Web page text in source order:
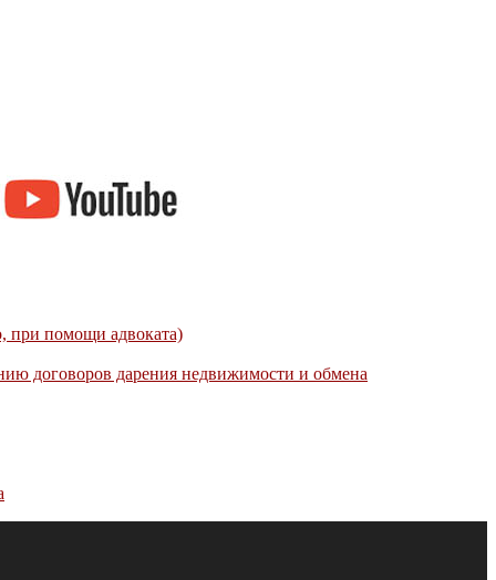
при помощи адвоката)
договоров дарения недвижимости и обмена